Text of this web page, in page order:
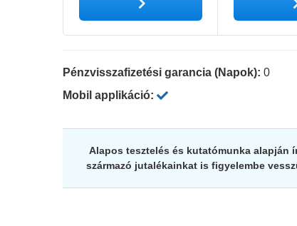
Pénzvisszafizetési garancia (Napok): 0
Mobil applikáció:
Alapos tesztelés és kutatómunka alapján
származó jutalékainkat is figyelembe